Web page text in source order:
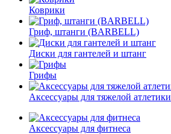
Коврики
Гриф, штанги (BARBELL)
Диски для гантелей и штанг
Грифы
Аксессуары для тяжелой атлетики
Аксессуары для фитнеса